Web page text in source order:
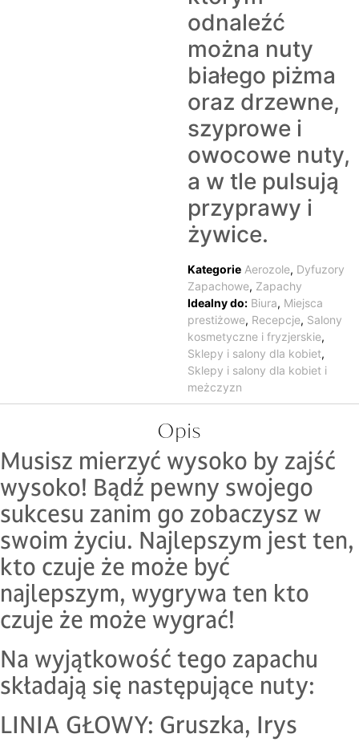
odnaleźć
można nuty
białego piżma
oraz drzewne,
szyprowe i
owocowe nuty,
a w tle pulsują
przyprawy i
żywice.
Kategorie Aerozole, Dyfuzory
Zapachowe, Zapachy
Idealny do: Biura, Miejsca
prestiżowe, Recepcje, Salony
kosmetyczne i fryzjerskie,
Sklepy i salony dla kobiet,
Sklepy i salony dla kobiet i
meżczyzn
Opis
Musisz mierzyć wysoko by zajść
wysoko! Bądź pewny swojego
sukcesu zanim go zobaczysz w
swoim życiu. Najlepszym jest ten,
kto czuje że może być
najlepszym, wygrywa ten kto
czuje że może wygrać!
Na wyjątkowość tego zapachu
składają się następujące nuty:
LINIA GŁOWY: Gruszka, Irys